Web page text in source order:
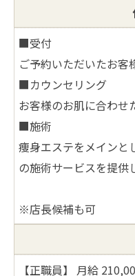
■受付
ご予約いただいたお客
■カウンセリング
お客様のお肌に合わせ
■施術
痩身エステをメインと
の施術サービスを提供
※店長候補も可
【正職員】 月給